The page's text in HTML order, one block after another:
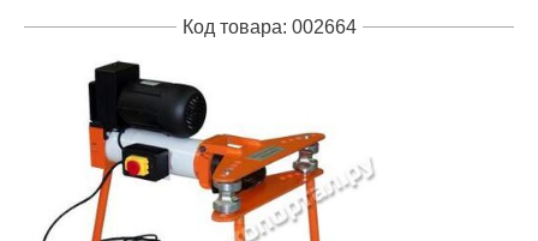
Код товара: 002664